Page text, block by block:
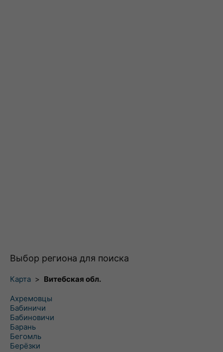
Выбор региона для поиска
Карта > Витебская обл.
Ахремовцы
Бабиничи
Бабиновичи
Барань
Бегомль
Берёзки